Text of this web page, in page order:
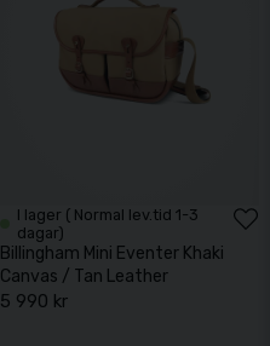
I lager ( Normal lev.tid 1-3
dagar)
Billingham Mini Eventer Khaki
Canvas / Tan Leather
5 990 kr